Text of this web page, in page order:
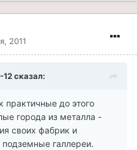
2011
12 сказал:
практичные до этого
города из металла -
своих фабрик и
галлереи.